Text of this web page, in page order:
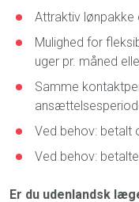
Attraktiv
Mulighed for
uger pr. måned
Samme
Ved behov: betalt
Ved behov:
Er du udenlandsk